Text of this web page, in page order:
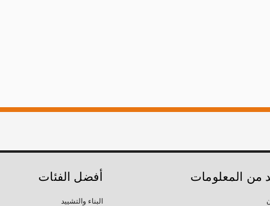
من المعلومات أفضل الفئات
البناء والتشييد